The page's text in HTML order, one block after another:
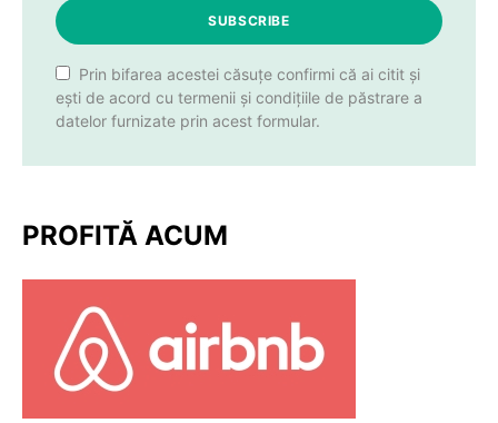
SUBSCRIBE
Prin bifarea acestei căsuțe confirmi că ai citit și
ești de acord cu termenii și condițiile de păstrare a
datelor furnizate prin acest formular.
PROFITĂ ACUM